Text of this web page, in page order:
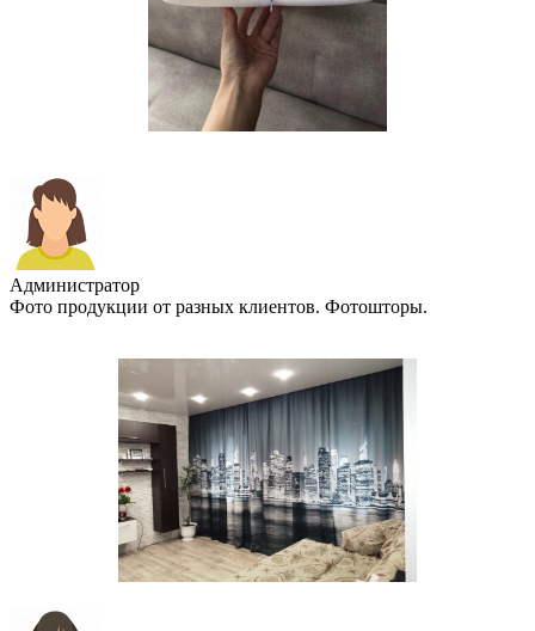
Администратор
Фото продукции от разных клиентов. Фотошторы.